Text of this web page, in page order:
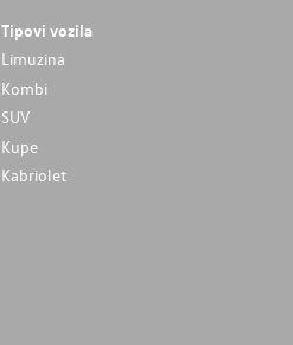
Tipovi vozila
Limuzina
Kombi
SUV
Kupe
Kabriolet